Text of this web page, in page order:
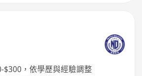
$300，依學歷與經驗調整